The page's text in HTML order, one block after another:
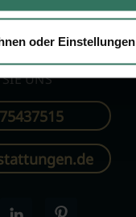
oder Einstellungen
UNS